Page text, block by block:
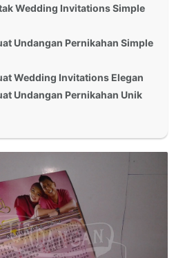
Wedding Invitations Simple
Undangan Pernikahan Simple
Wedding Invitations Elegan
Undangan Pernikahan Unik